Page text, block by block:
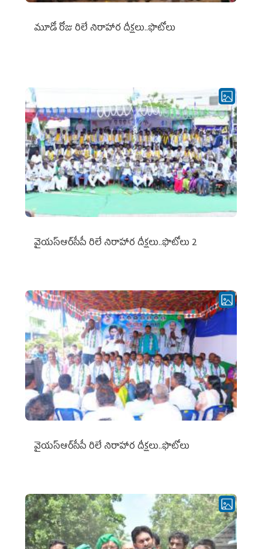
మూడో రోజు రిలే నిరాహార దీక్షలు..ఫొటోలు
వైయ‌స్ఆర్‌సీపీ రిలే నిరాహార దీక్షలు..ఫొటోలు 2
వైయ‌స్ఆర్‌సీపీ రిలే నిరాహార దీక్షలు..ఫొటోలు